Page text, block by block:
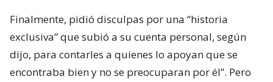
Finalmente, pidió disculpas por una “historia
exclusiva” que subió a su cuenta personal, según
dijo, para contarles a quienes lo apoyan que se
encontraba bien y no se preocuparan por él”. Pero